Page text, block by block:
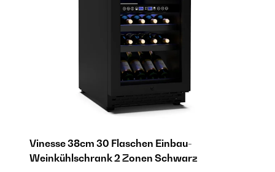
Vinesse 38cm 30 Flaschen Einbau-
Weinkühlschrank 2 Zonen Schwarz